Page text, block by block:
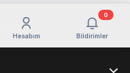
Hesabım Bildirimler
0